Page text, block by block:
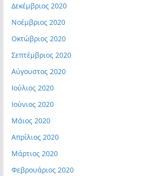
Δεκέμβριος 2020
Νοέμβριος 2020
Οκτώβριος 2020
Σεπτέμβριος 2020
Αύγουστος 2020
Ιούλιος 2020
Ιούνιος 2020
Μάιος 2020
Απρίλιος 2020
Μάρτιος 2020
Φεβρουάριος 2020